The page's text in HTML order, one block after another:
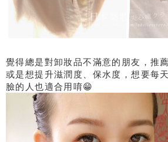
覺得總是對卸妝品不滿意的朋友，推
或是想提升滋潤度、保水度，想要每
臉的人也適合用唷😁